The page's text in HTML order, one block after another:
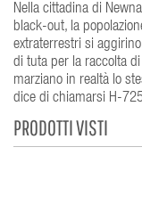
Nella cittadina di
black-out, la
extraterrestri si
di tuta per la raccolta
marziano in realtà lo
dice di chiamarsi H-
PRODOTTI VISTI